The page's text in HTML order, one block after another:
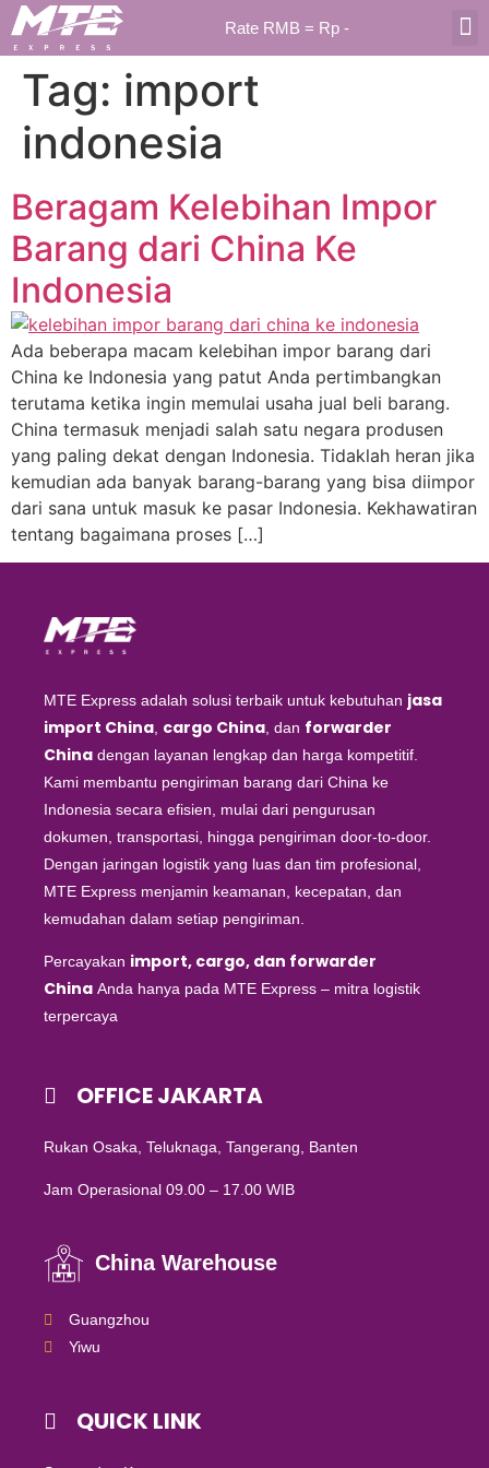
Rate RMB = Rp-
Tag: import
indonesia
Beragam Kelebihan Impor
Barang dari China Ke
Indonesia
Ada beberapa macam kelebihan impor barang dari
China ke Indonesia yang patut Anda pertimbangkan
terutama ketika ingin memulai usaha jual beli barang.
China termasuk menjadi salah satu negara produsen
yang paling dekat dengan Indonesia. Tidaklah heran jika
kemudian ada banyak barang-barang yang bisa diimpor
dari sana untuk masuk ke pasar Indonesia. Kekhawatiran
tentang bagaimana proses […]
MTE Express adalah solusi terbaik untuk kebutuhan jasa
import China cargo China , dan forwarder
China dengan layanan lengkap dan harga kompetitif.
Kami membantu pengiriman barang dari China ke
Indonesia secara efisien, mulai dari pengurusan
dokumen, transportasi, hingga pengiriman door-to-door.
Dengan jaringan logistik yang luas dan tim profesional,
MTE Express menjamin keamanan, kecepatan, dan
kemudahan dalam setiap pengiriman.
Percayakan import, cargo, dan forwarder
China Anda hanya pada MTE Express – mitra logistik
terpercaya
OFFICE JAKARTA
Rukan Osaka, Teluknaga, Tangerang, Banten
Jam Operasional 09.00 – 17.00 WIB
China Warehouse
Guangzhou
Yiwu
QUICK LINK